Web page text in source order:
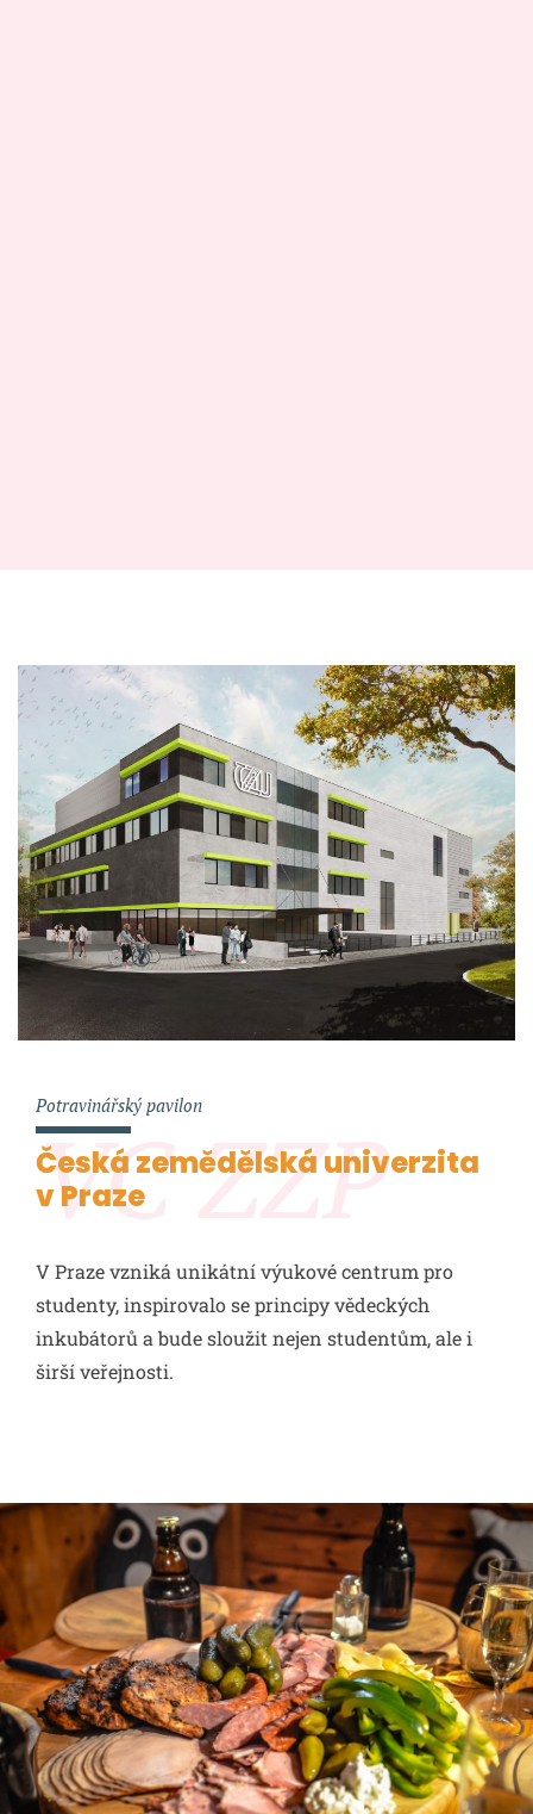
VC ZZP
Potravinářský pavilon
Česká zemědělská univerzita
v Praze
V Praze vzniká unikátní výukové centrum pro
studenty, inspirovalo se principy vědeckých
inkubátorů a bude sloužit nejen studentům, ale i
širší veřejnosti.